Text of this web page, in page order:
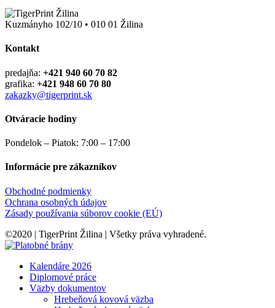
Kuzmányho 102/10 • 010 01 Žilina
Kontakt
predajňa: +421 940 60 70 82
grafika: +421 948 60 70 80
zakazky@tigerprint.sk
Otváracie hodiny
Pondelok – Piatok: 7:00 – 17:00
Informácie pre zákazníkov
Obchodné podmienky
Ochrana osobných údajov
Zásady používania súborov cookie (EÚ)
©2020 | TigerPrint Žilina | Všetky práva vyhradené.
Kalendáre 2026
Diplomové práce
Väzby dokumentov
Hrebeňová kovová väzba